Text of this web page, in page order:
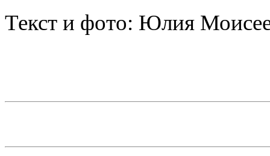
Текст и фото: Юлия